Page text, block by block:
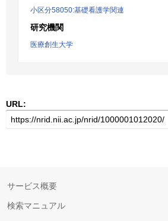
小区分58050:基礎看護学関連
研究機関
医療創生大学
URL:
サービス概要
検索マニュアル